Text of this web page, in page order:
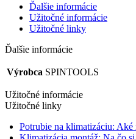
Ďalšie informácie
Užitočné informácie
Užitočné linky
Ďalšie informácie
Výrobca SPINTOOLS
Užitočné informácie
Užitočné linky
Potrubie na klimatizáciu: Aké